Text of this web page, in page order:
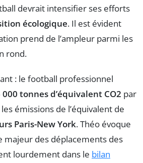
devrait intensifier ses efforts
écologique. Il est évident
prend de l’ampleur parmi les
rond.
: le football professionnel
000 tonnes d’équivalent CO2 par
émissions de l’équivalent de
Paris-New York. Théo évoque
majeur des déplacements des
lourdement dans le bilan